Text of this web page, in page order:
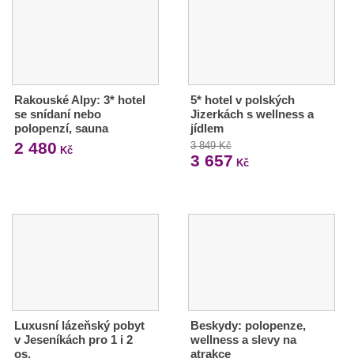
Rakouské Alpy: 3* hotel
se snídaní nebo
polopenzí, sauna
2 480 Kč
5* hotel v polských
Jizerkách s wellness a
jídlem
3 849 Kč
3 657 Kč
Luxusní lázeňský pobyt
v Jeseníkách pro 1 i 2
os.
Beskydy: polopenze,
wellness a slevy na
atrakce